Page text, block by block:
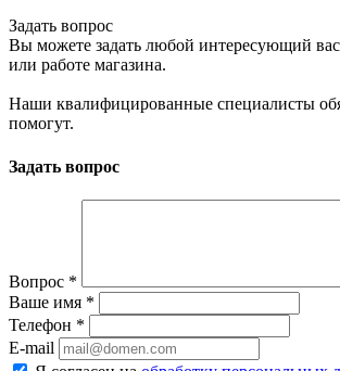
Задать вопрос
Вы можете задать любой интересующий
или работе магазина.
Наши квалифицированные специалисты
помогут.
Задать вопрос
Вопрос *
Ваше имя *
Телефон *
E-mail